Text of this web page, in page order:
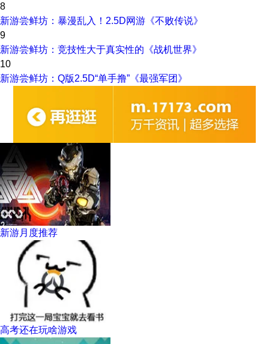
8
新游尝鲜坊：暴漫乱入！2.5D网游《不败传说》
9
新游尝鲜坊：竞技性大于真实性的《战机世界》
10
新游尝鲜坊：Q版2.5D“单手撸”《最强军团》
新游月度推荐
高考还在玩啥游戏